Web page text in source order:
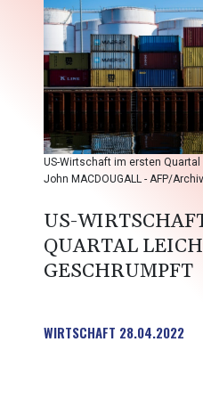
US-Wirtschaft im ersten
John MACDOUGALL - AFP/Archiv
US-
QUARTAL
GESCHRUMPFT
WIRTSCHAFT 28.04.2022